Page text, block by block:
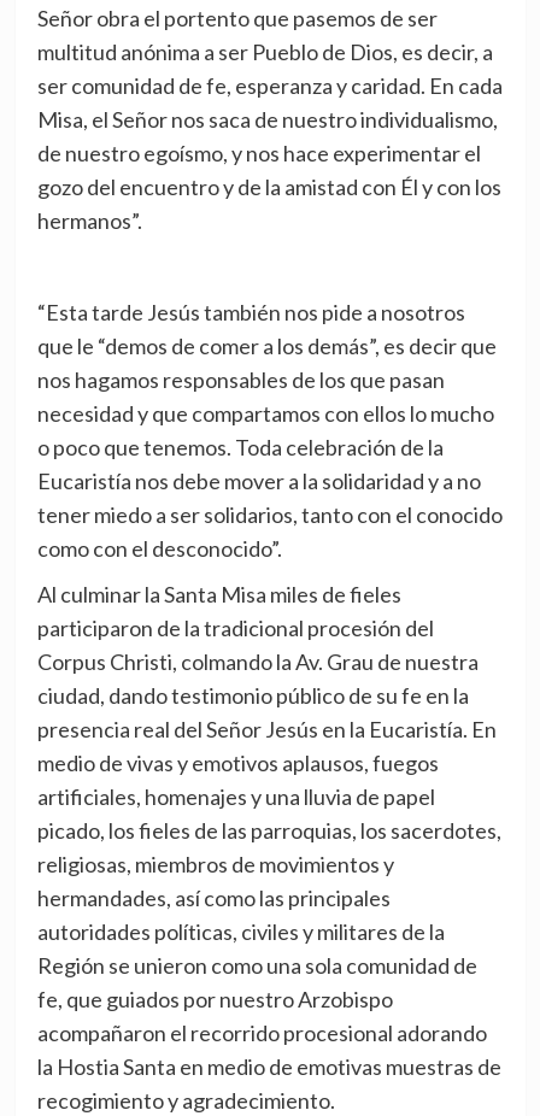
Señor obra el portento que pasemos de ser
multitud anónima a ser Pueblo de Dios, es decir, a
ser comunidad de fe, esperanza y caridad. En cada
Misa, el Señor nos saca de nuestro individualismo,
de nuestro egoísmo, y nos hace experimentar el
gozo del encuentro y de la amistad con Él y con los
hermanos”.
“Esta tarde Jesús también nos pide a nosotros
que le “demos de comer a los demás”, es decir que
nos hagamos responsables de los que pasan
necesidad y que compartamos con ellos lo mucho
o poco que tenemos. Toda celebración de la
Eucaristía nos debe mover a la solidaridad y a no
tener miedo a ser solidarios, tanto con el conocido
como con el desconocido”.
Al culminar la Santa Misa miles de fieles
participaron de la tradicional procesión del
Corpus Christi, colmando la Av. Grau de nuestra
ciudad, dando testimonio público de su fe en la
presencia real del Señor Jesús en la Eucaristía. En
medio de vivas y emotivos aplausos, fuegos
artificiales, homenajes y una lluvia de papel
picado, los fieles de las parroquias, los sacerdotes,
religiosas, miembros de movimientos y
hermandades, así como las principales
autoridades políticas, civiles y militares de la
Región se unieron como una sola comunidad de
fe, que guiados por nuestro Arzobispo
acompañaron el recorrido procesional adorando
la Hostia Santa en medio de emotivas muestras de
recogimiento y agradecimiento.